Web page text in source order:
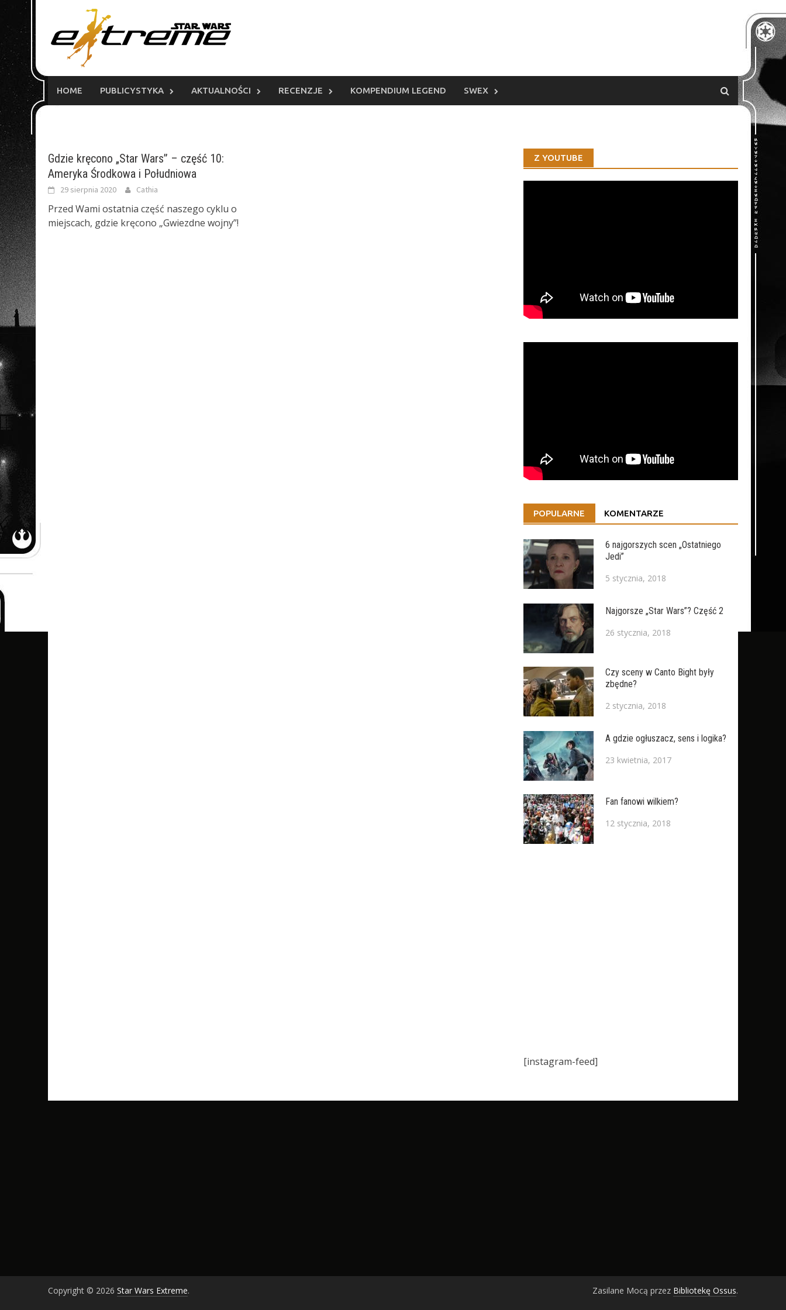
content
HOME PUBLICYSTYKA AKTUALNOŚCI RECENZJE KOMPENDIUM LEGEND SWEX
Gdzie kręcono „Star Wars” – część 10:
Ameryka Środkowa i Południowa
29 sierpnia 2020 Cathia
Przed Wami ostatnia część naszego cyklu o
miejscach, gdzie kręcono „Gwiezdne wojny”!
Z YOUTUBE
POPULARNE KOMENTARZE
6 najgorszych scen „Ostatniego
Jedi”
5 stycznia, 2018
Najgorsze „Star Wars”? Część 2
26 stycznia, 2018
Czy sceny w Canto Bight były
zbędne?
2 stycznia, 2018
A gdzie ogłuszacz, sens i logika?
23 kwietnia, 2017
Fan fanowi wilkiem?
12 stycznia, 2018
[instagram-feed]
Copyright © 2026 Star Wars Extreme. Zasilane Mocą przez Bibliotekę Ossus.